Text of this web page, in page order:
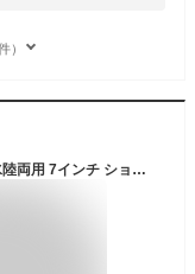
）
2026夏新作 ネコポス発送！送料無料 ナイキ 水陸両用 7インチ ショートパンツ サーフパンツ メンズ NIKE グラフィックスペック7 ボレーショーツ ショーパン 水着 スイムパンツ スイムウェア 水泳 プール ビーチ 海水浴 海パン nessf508